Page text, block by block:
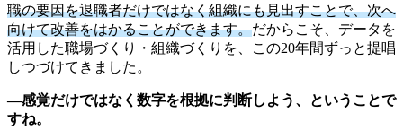
職の要因を退職者だけではなく組織にも見出すことで、次へ
向けて改善をはかることができます。だからこそ、データを
活用した職場づくり・組織づくりを、この20年間ずっと提唱
しつづけてきました。
―感覚だけではなく数字を根拠に判断しよう、ということで
すね。